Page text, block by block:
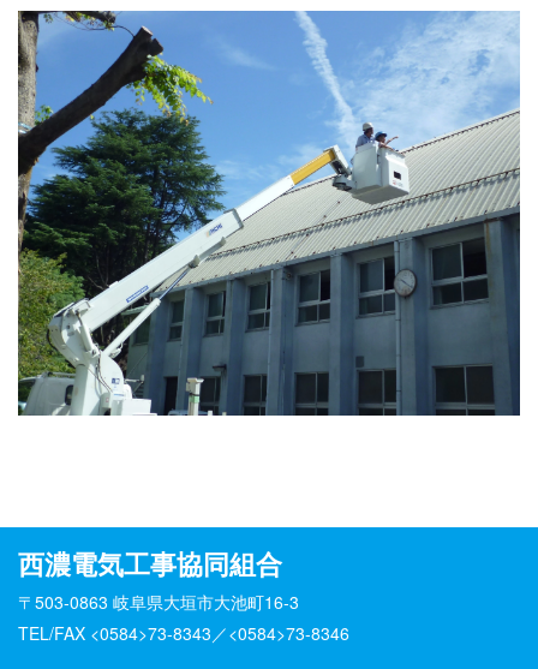
西濃電気工事協同組合
〒503-0863 岐阜県大垣市大池町16-3
TEL/FAX <0584>73-8343／<0584>73-8346